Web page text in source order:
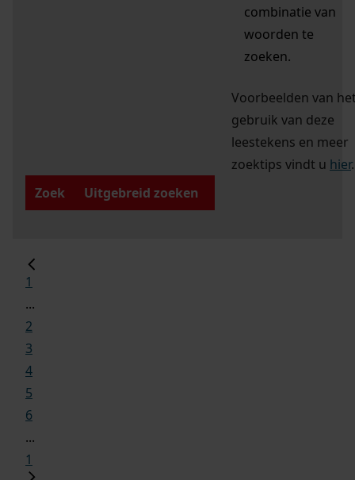
combinatie van
woorden te
zoeken.
Voorbeelden van
gebruik van deze
leestekens en meer
zoektips vindt u hier.
Zoek
Uitgebreid zoeken
1
...
2
3
4
5
6
...
1